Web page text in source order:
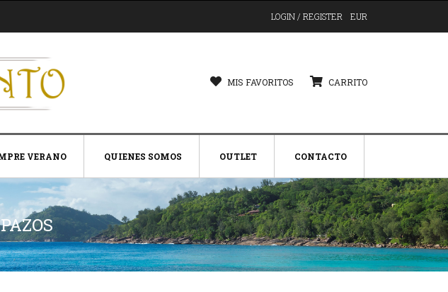
LOGIN / REGISTER EUR
MIS FAVORITOS CARRITO
VERANO QUIENES SOMOS OUTLET CONTACTO